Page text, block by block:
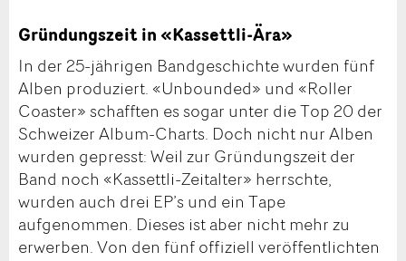
Gründungszeit in «Kassettli-Ära»
In der 25-jährigen Bandgeschichte wurden fünf
Alben produziert. «Unbounded» und «Roller
Coaster» schafften es sogar unter die Top 20 der
Schweizer Album-Charts. Doch nicht nur Alben
wurden gepresst: Weil zur Gründungszeit der
Band noch «Kassettli-Zeitalter» herrschte,
wurden auch drei EP’s und ein Tape
aufgenommen. Dieses ist aber nicht mehr zu
erwerben. Von den fünf offiziell veröffentlichten